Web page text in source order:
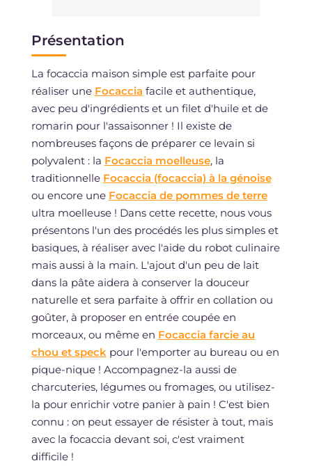
Présentation
La focaccia maison simple est parfaite pour
réaliser une Focaccia facile et authentique,
avec peu d'ingrédients et un filet d'huile et de
romarin pour l'assaisonner ! Il existe de
nombreuses façons de préparer ce levain si
polyvalent : la Focaccia moelleuse, la
traditionnelle Focaccia (focaccia) à la génoise
ou encore une Focaccia de pommes de terre
ultra moelleuse ! Dans cette recette, nous vous
présentons l'un des procédés les plus simples et
basiques, à réaliser avec l'aide du robot culinaire
mais aussi à la main. L'ajout d'un peu de lait
dans la pâte aidera à conserver la douceur
naturelle et sera parfaite à offrir en collation ou
goûter, à proposer en entrée coupée en
morceaux, ou même en Focaccia farcie au
chou et speck pour l'emporter au bureau ou en
pique-nique ! Accompagnez-la aussi de
charcuteries, légumes ou fromages, ou utilisez-
la pour enrichir votre panier à pain ! C'est bien
connu : on peut essayer de résister à tout, mais
avec la focaccia devant soi, c'est vraiment
difficile !